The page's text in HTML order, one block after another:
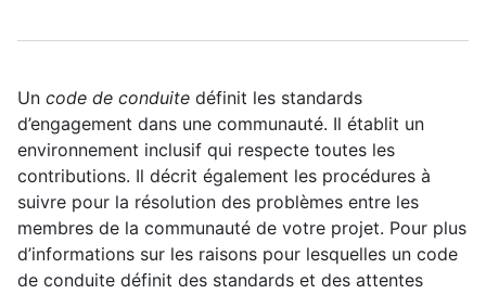
Un code de conduite définit les standards
d’engagement dans une communauté. Il établit un
environnement inclusif qui respecte toutes les
contributions. Il décrit également les procédures à
suivre pour la résolution des problèmes entre les
membres de la communauté de votre projet. Pour plus
d’informations sur les raisons pour lesquelles un code
de conduite définit des standards et des attentes